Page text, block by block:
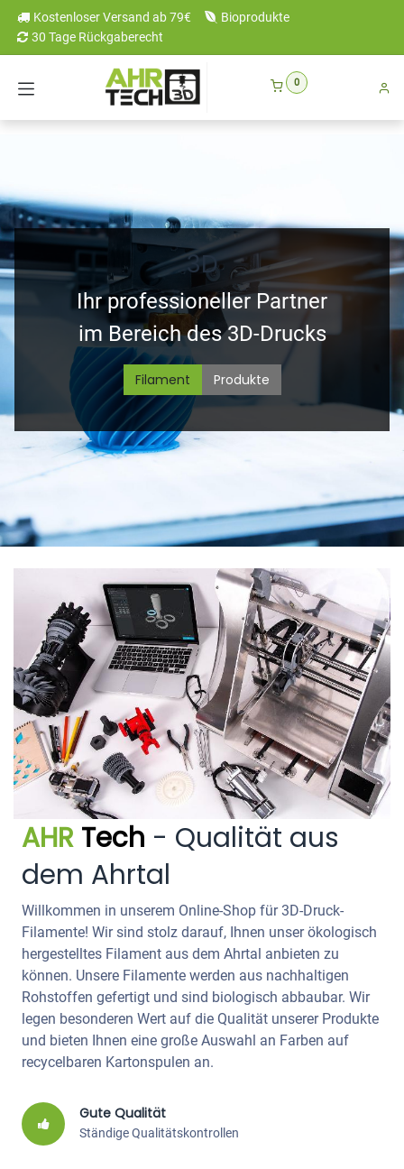
Zum Inhalt springen
Kostenloser Versand ab 79€
Bioprodukte
30 Tage Rückgaberecht
0
3D
Ihr professioneller Partner
im Bereich des 3D-Drucks
Filament Produkte
AHR Tech - Qualität aus
dem Ahrtal
Willkommen in unserem Online-Shop für 3D-Druck-
Filamente! Wir sind stolz darauf, Ihnen unser ökologisch
hergestelltes Filament aus dem Ahrtal anbieten zu
können. Unsere Filamente werden aus nachhaltigen
Rohstoffen gefertigt und sind biologisch abbaubar. Wir
legen besonderen Wert auf die Qualität unserer Produkte
und bieten Ihnen eine große Auswahl an Farben auf
recycelbaren Kartonspulen an.
Gute Qualität
StändigeQualitätskontrollen